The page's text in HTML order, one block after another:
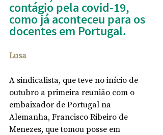
contágio pela covid-19,
como já aconteceu para os
docentes em Portugal.
Lusa
A sindicalista, que teve no início de
outubro a primeira reunião com o
embaixador de Portugal na
Alemanha, Francisco Ribeiro de
Menezes, que tomou posse em